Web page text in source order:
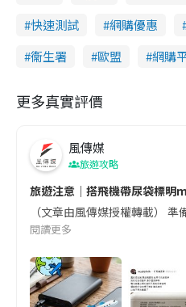
快速測試
網購優惠
衞生署
歐盟 網購
更多真實評價
風傳媒
旅遊攻略
旅遊注意｜搭飛機帶尿袋標明
（文章由風傳媒授權轉載）
閱讀更多